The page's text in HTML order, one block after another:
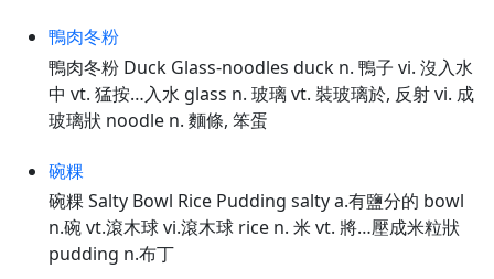
鴨肉冬粉
鴨肉冬粉 Duck Glass-noodles duck n. 鴨子 vi. 沒入水
中 vt. 猛按…入水 glass n. 玻璃 vt. 裝玻璃於, 反射 vi. 成
玻璃狀 noodle n. 麵條, 笨蛋
碗粿
碗粿 Salty Bowl Rice Pudding salty a.有鹽分的 bowl
n.碗 vt.滾木球 vi.滾木球 rice n. 米 vt. 將…壓成米粒狀
pudding n.布丁